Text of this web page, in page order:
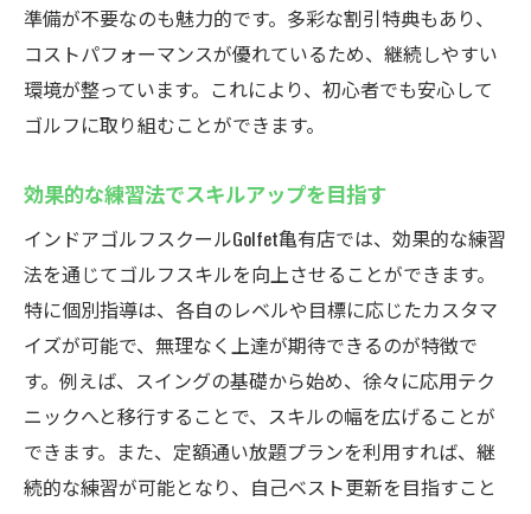
準備が不要なのも魅力的です。多彩な割引特典もあり、
コストパフォーマンスが優れているため、継続しやすい
環境が整っています。これにより、初心者でも安心して
ゴルフに取り組むことができます。
効果的な練習法でスキルアップを目指す
インドアゴルフスクールGolfet亀有店では、効果的な練習
法を通じてゴルフスキルを向上させることができます。
特に個別指導は、各自のレベルや目標に応じたカスタマ
イズが可能で、無理なく上達が期待できるのが特徴で
す。例えば、スイングの基礎から始め、徐々に応用テク
ニックへと移行することで、スキルの幅を広げることが
できます。また、定額通い放題プランを利用すれば、継
続的な練習が可能となり、自己ベスト更新を目指すこと